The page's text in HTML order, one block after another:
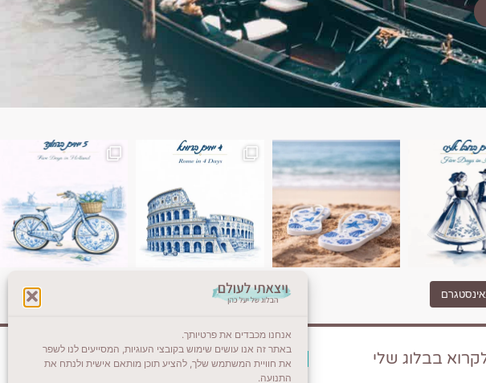
אנחנו מכבדים את פרטיותך.
באתר זה אנו עושים שימוש בקובצי העוגיות, המסייעים לנו לשפר
את חוויית המשתמש שלך, להציע תוכן מותאם אישית ולנתח את
התנועה.
יותר. החול, הי
שמרגישות כמו מסע בזמן. רומא היא אחתInstagram post 18087423191462101
בבלוג שלי צרו קשר (לא בשבת)